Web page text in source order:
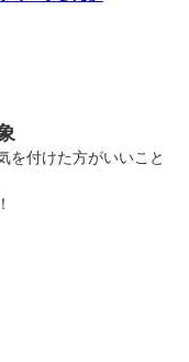
を付けた方がいいこと